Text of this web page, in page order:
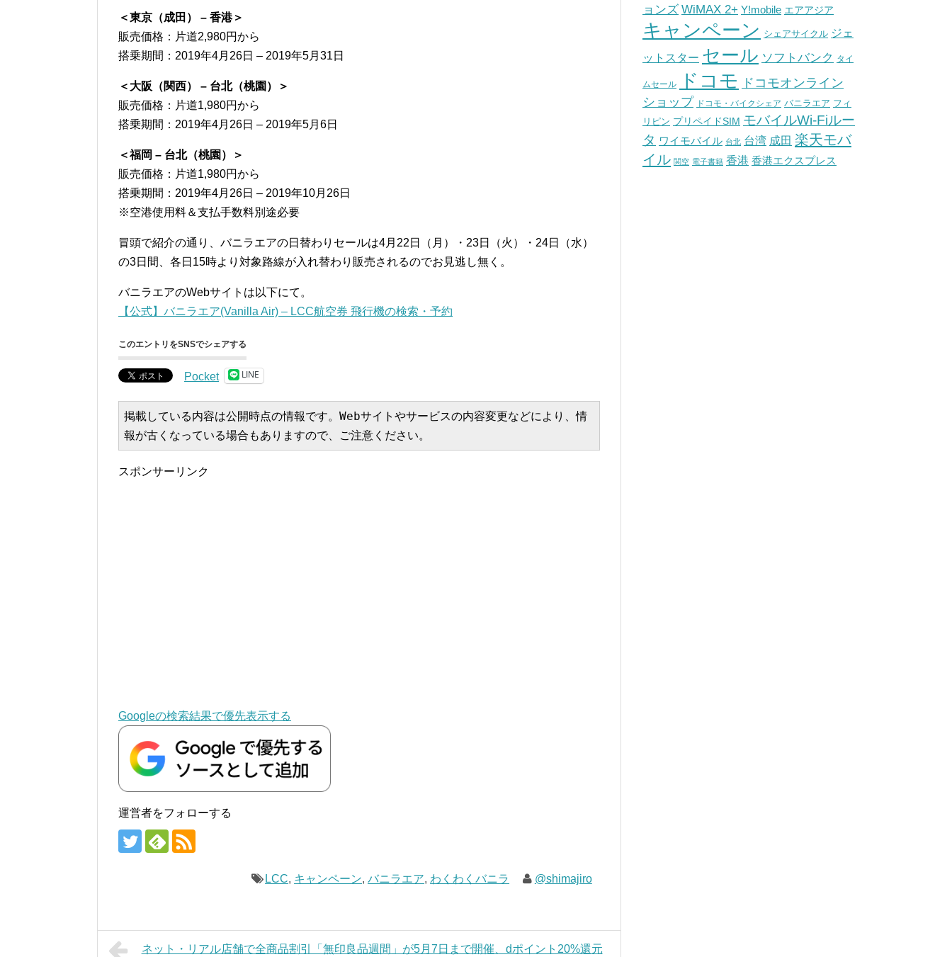
＜東京（成田） – 香港＞
販売価格：片道2,980円から
搭乗期間：2019年4月26日 – 2019年5月31日
＜大阪（関西） – 台北（桃園）＞
販売価格：片道1,980円から
搭乗期間：2019年4月26日 – 2019年5月6日
＜福岡 – 台北（桃園）＞
販売価格：片道1,980円から
搭乗期間：2019年4月26日 – 2019年10月26日
※空港使用料＆支払手数料別途必要
冒頭で紹介の通り、バニラエアの日替わりセールは4月22日（月）・23日（火）・24日（水）
の3日間、各日15時より対象路線が入れ替わり販売されるのでお見逃し無く。
バニラエアのWebサイトは以下にて。
【公式】バニラエア(Vanilla Air) – LCC航空券 飛行機の検索・予約
このエントリをSNSでシェアする
Pocket LINE
掲載している内容は公開時点の情報です。Webサイトやサービスの内容変更などにより、情
報が古くなっている場合もありますので、ご注意ください。
スポンサーリンク
Googleの検索結果で優先表示する
運営者をフォローする
LCC, キャンペーン,バニラエア, わくわくバニラ @shimajiro
ネット・リアル店舗で全商品割引「無印良品週間」が5月7日まで開催、dポイント20%還元
ョンズ WiMAX 2+ Y!mobile エアアジア
キャンペーン シェアサイクル ジェ
ットスター セール ソフトバンク タイ
ムセール ドコモ
ドコモオンライン
ショップ ドコモ・バイクシェア バニラエア フィ
リピン プリペイドSIM モバイルWi-Fiルー
タ ワイモバイル 台北 台湾 成田 楽天モバ
イル 関空 電子書籍 香港 香港エクスプレス